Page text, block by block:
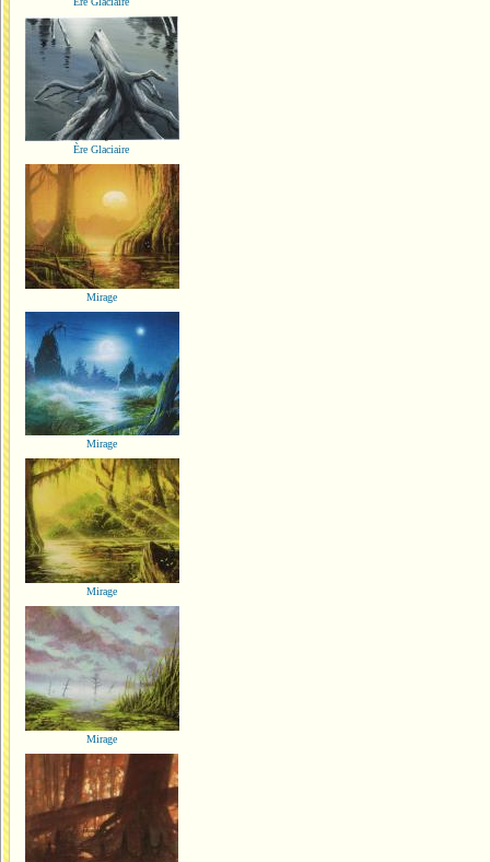
Ère Glaciaire
Mirage
Mirage
Mirage
Mirage